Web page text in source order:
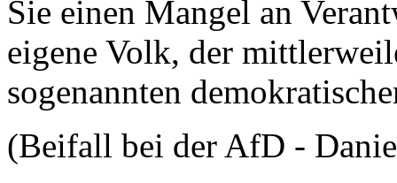
Sie einen Mangel an
eigene Volk, der
sogenannten
(Beifall bei der AfD -